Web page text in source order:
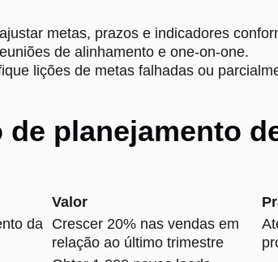
metas, prazos e indicadores
de alinhamento e one-on-one.
lições de metas falhadas ou
planejamento
Valor
da Crescer 20% nas vendas em
relação ao último trimestre